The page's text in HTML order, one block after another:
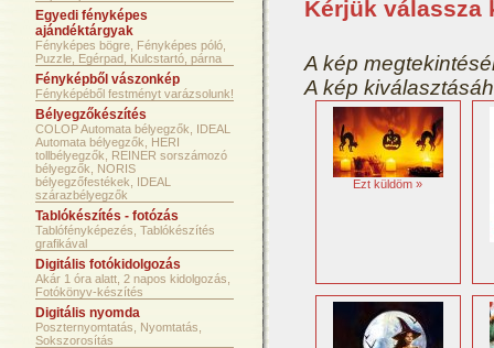
Egyedi fényképes
ajándéktárgyak
Fényképes bögre, Fényképes póló,
Puzzle, Egérpad, Kulcstartó, párna
Fényképből vászonkép
Fényképéből festményt varázsolunk!
Bélyegzőkészítés
COLOP Automata bélyegzők, IDEAL
Automata bélyegzők, HERI
tollbélyegzők, REINER sorszámozó
bélyegzők, NORIS
bélyegzőfestékek, IDEAL
szárazbélyegzők
Tablókészítés - fotózás
Tablófényképezés, Tablókészítés
grafikával
Digitális fotókidolgozás
Akár 1 óra alatt, 2 napos kidolgozás,
Fotókönyv-készítés
Digitális nyomda
Poszternyomtatás, Nyomtatás,
Sokszorosítás
Kérjük válassza
A kép
A kép
Ezt küldöm »